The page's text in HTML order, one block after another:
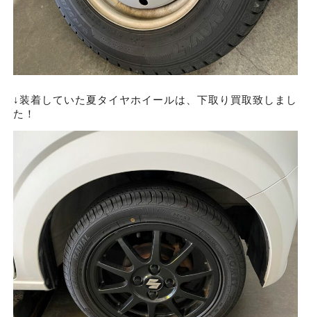
↓装着していた夏タイヤホイールは、下取り買取致しまし
た！